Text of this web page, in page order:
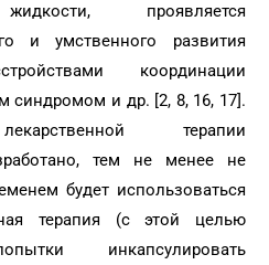
проявляется
и умственного развития
координации
и др. [2, 8, 16, 17].
терапии
тем не менее не
будет использоваться
терапия (с этой целью
инкапсулировать